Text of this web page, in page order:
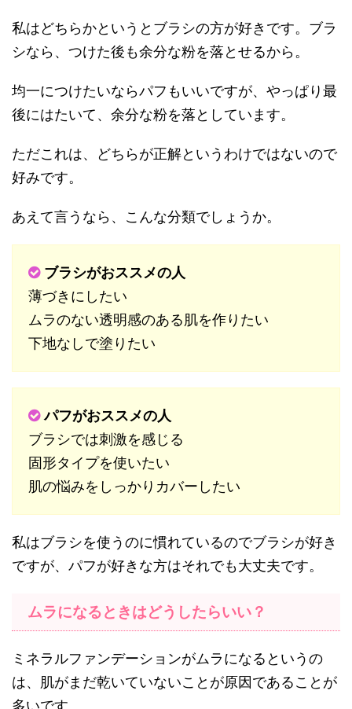
私はどちらかというとブラシの方が好きです。ブラ
シなら、つけた後も余分な粉を落とせるから。
均一につけたいならパフもいいですが、やっぱり最
後にはたいて、余分な粉を落としています。
ただこれは、どちらが正解というわけではないので
好みです。
あえて言うなら、こんな分類でしょうか。
ブラシがおススメの人
薄づきにしたい
ムラのない透明感のある肌を作りたい
下地なしで塗りたい
パフがおススメの人
ブラシでは刺激を感じる
固形タイプを使いたい
肌の悩みをしっかりカバーしたい
私はブラシを使うのに慣れているのでブラシが好き
ですが、パフが好きな方はそれでも大丈夫です。
ムラになるときはどうしたらいい？
ミネラルファンデーションがムラになるというの
は、肌がまだ乾いていないことが原因であることが